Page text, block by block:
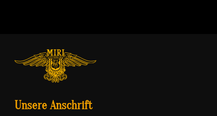
Unsere Anschrift